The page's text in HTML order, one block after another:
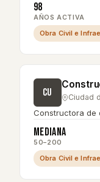
98
AÑOS ACTIVA
Obra Civil e
CU Ciudad
Constructora de
Mediana
50–200
Obra Civil e